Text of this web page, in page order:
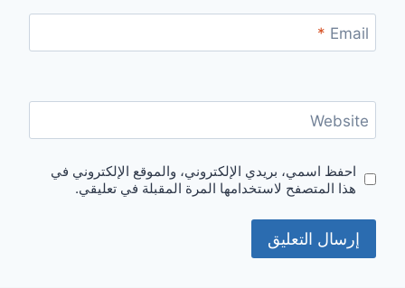
Email
*
Website
احفظ اسمي، بريدي الإلكتروني، والموقع الإلكتروني في
هذا المتصفح لاستخدامها المرة المقبلة في تعليقي.